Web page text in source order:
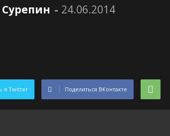
- 24.06.2014
в Twitter Поделиться ВКонтакте